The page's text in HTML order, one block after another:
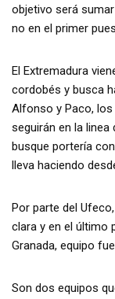
objetivo será
no en el primer
El Extremadura
cordobés y busca
Alfonso y Paco, los
seguirán en la
busque portería
lleva haciendo
Por parte del
clara y en el último
Granada, equipo
Son dos equipos